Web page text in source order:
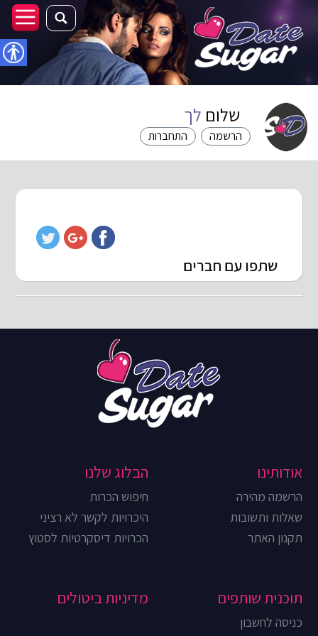
שלום לך
התחברות הרשמה
שתפו עם חברים
אודותינו
הרשמה מהירה
שאלות ותשובות
תקנון האתר
הבלוג שלנו
חיפוש הכרות
היכרויות לקשר לא רציני
הכרויות דיסקרטיות לסטוץ
תוכנית שותפים
כניסה לחשבון
מדיניות ביטולים